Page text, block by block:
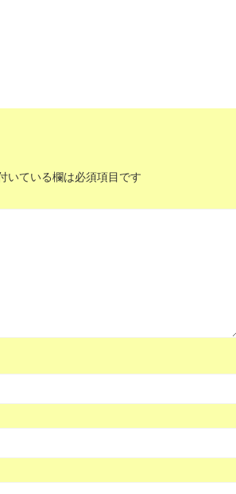
いている欄は必須項目です